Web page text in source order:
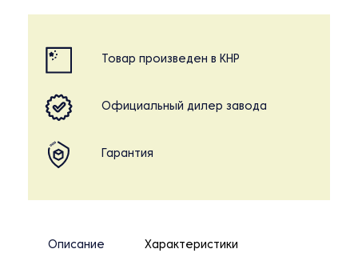
Товар произведен в КНР
Официальный дилер завода
Гарантия
Описание Характеристики